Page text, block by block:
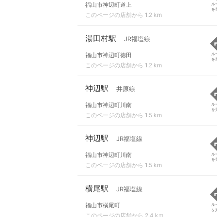
福山市神辺町道上
このページの店舗から 1.2 km
ル
を
湯田村駅 JR福塩線
福山市神辺町徳田
このページの店舗から 1.2 km
ル
を
神辺駅 井原線
福山市神辺町川南
このページの店舗から 1.5 km
ル
を
神辺駅 JR福塩線
福山市神辺町川南
このページの店舗から 1.5 km
ル
を
横尾駅 JR福塩線
福山市横尾町
このページの店舗から 2.4 km
ル
を